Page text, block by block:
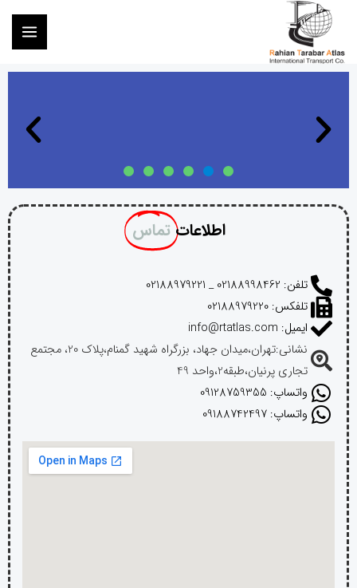
اطلاعات تماس
تلفن: 02188998462 _ 02188979221
تلفکس: 02188979220
ایمیل: info@rtatlas.com
نشانی:تهران،میدان جهاد، بزرگراه شهید گمنام،پلاک 20، مجتمع
تجاری پرنیان،طبقه2،واحد 49
واتساپ: 09128759355
واتساپ: 09188742497